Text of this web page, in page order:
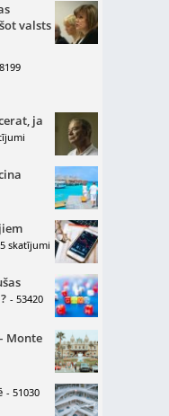
valsts
ja
skatījumi
- 53420
Monte
- 51030